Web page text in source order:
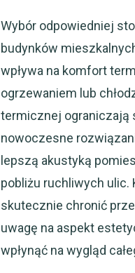
Wybór odpowiedniej
budynków
wpływa na komfort
ogrzewaniem lub
termicznej ograniczają
nowoczesne
lepszą akustyką
pobliżu ruchliwych
skutecznie chronić
uwagę na aspekt
wpłynąć na wygląd